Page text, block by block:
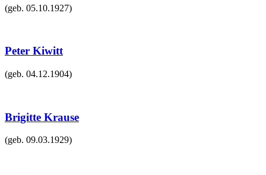
(geb. 05.10.1927)
Peter Kiwitt
(geb. 04.12.1904)
Brigitte Krause
(geb. 09.03.1929)